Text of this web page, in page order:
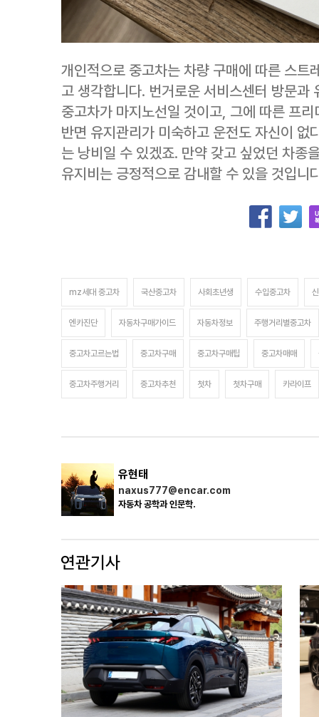
개인적으로 중고차는 차량 구매에 따른 스트
고 생각합니다. 번거로운 서비스센터 방문
중고차가 마지노선일 것이고, 그에 따른 프
반면 유지관리가 미숙하고 운전도 자신이 없
는 낭비일 수 있겠죠. 만약 갖고 싶었던 차종
유지비는 긍정적으로 감내할 수 있을 것입니
mz세대 중고차 국산중고차 사회초년생 수입중고차
엔카진단 자동차구매가이드 자동차정보 주행거리별중고차
중고차고르는법 중고차구매 중고차구매팁 중고차매매
중고차주행거리 중고차추천 첫차 첫차구매 카라이프
유현태
naxus777@encar.com
자동차 공학과 인문학.